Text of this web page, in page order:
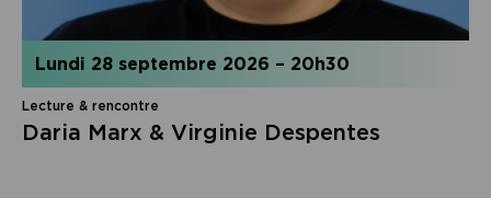
lundi 28 septembre 2026 – 20h30
Lecture & rencontre
Daria Marx & Virginie Despentes